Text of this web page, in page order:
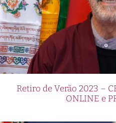
Retiro de Verão 2023 –
ONLINE e